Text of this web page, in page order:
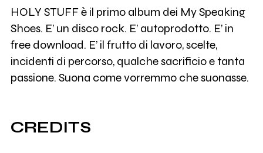
HOLY STUFF è il primo album dei My Speaking
Shoes. E’ un disco rock. E’ autoprodotto. E’ in
free download. E’ il frutto di lavoro, scelte,
incidenti di percorso, qualche sacrificio e tanta
passione. Suona come vorremmo che suonasse.
CREDITS